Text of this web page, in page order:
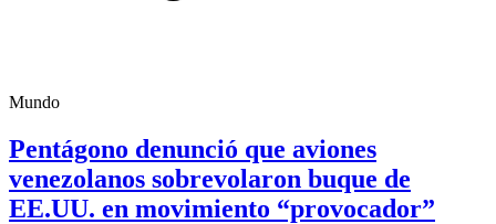
Mundo
Pentágono denunció que aviones
venezolanos sobrevolaron buque de
EE.UU. en movimiento “provocador”